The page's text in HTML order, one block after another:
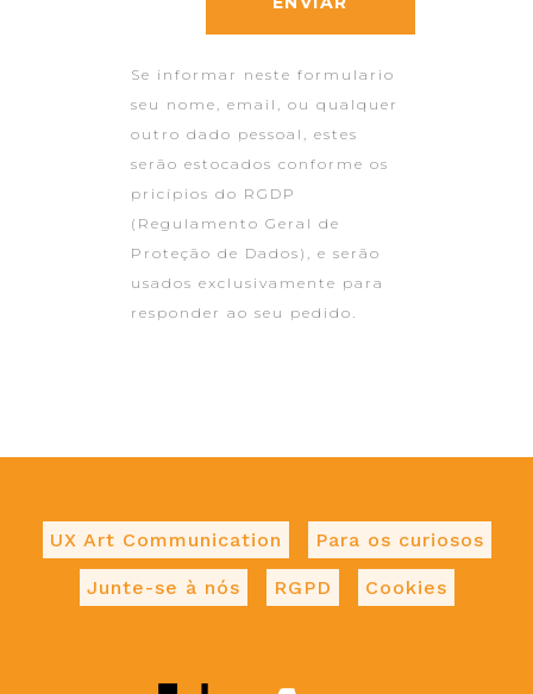
Se informar neste formulario
seu nome, email, ou qualquer
outro dado pessoal, estes
serão estocados conforme os
pricípios do RGDP
(Regulamento Geral de
Proteção de Dados), e serão
usados exclusivamente para
responder ao seu pedido.
UX Art Communication Para os curiosos
Junte-se à nós RGPD Cookies